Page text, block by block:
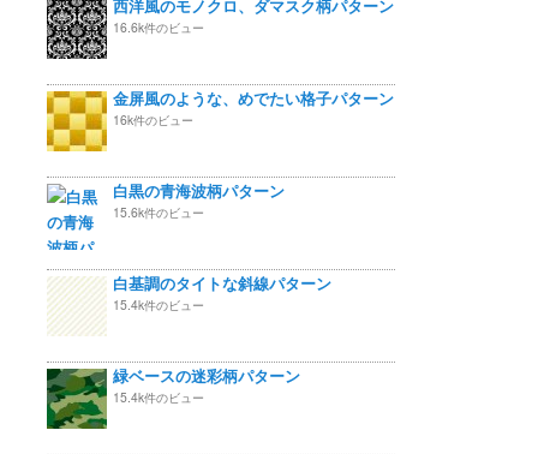
西洋風のモノクロ、ダマスク柄パターン
16.6k件のビュー
金屏風のような、めでたい格子パターン
16k件のビュー
白黒の青海波柄パターン
15.6k件のビュー
白基調のタイトな斜線パターン
15.4k件のビュー
緑ベースの迷彩柄パターン
15.4k件のビュー